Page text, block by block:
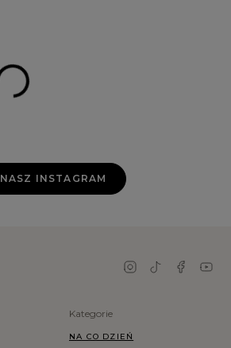
NASZ INSTAGRAM
Kategorie
NA CO DZIEŃ